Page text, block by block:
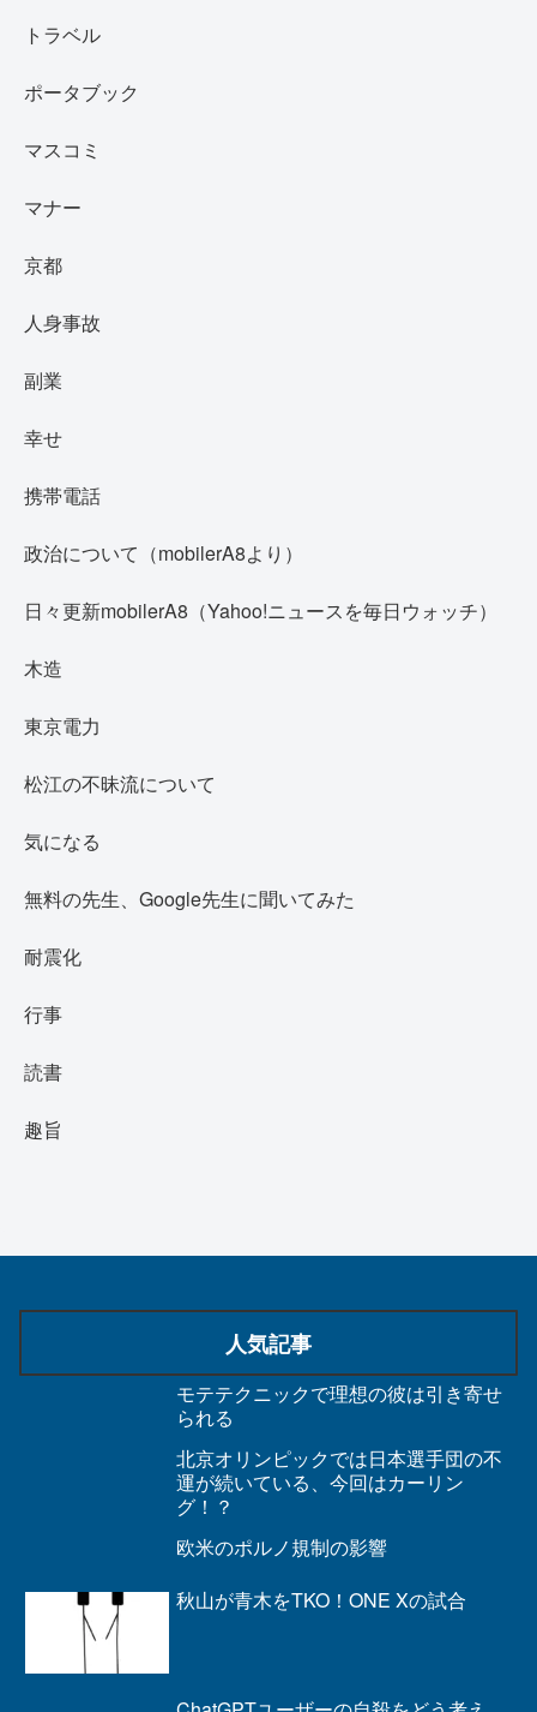
トラベル
ポータブック
マスコミ
マナー
京都
人身事故
副業
幸せ
携帯電話
政治について（mobilerA8より）
日々更新mobilerA8（Yahoo!ニュースを毎日ウォッチ）
木造
東京電力
松江の不昧流について
気になる
無料の先生、Google先生に聞いてみた
耐震化
行事
読書
趣旨
人気記事
モテテクニックで理想の彼は引き寄せ
られる
北京オリンピックでは日本選手団の不
運が続いている、今回はカーリン
グ！？
欧米のポルノ規制の影響
秋山が青木をTKO！ONE Xの試合